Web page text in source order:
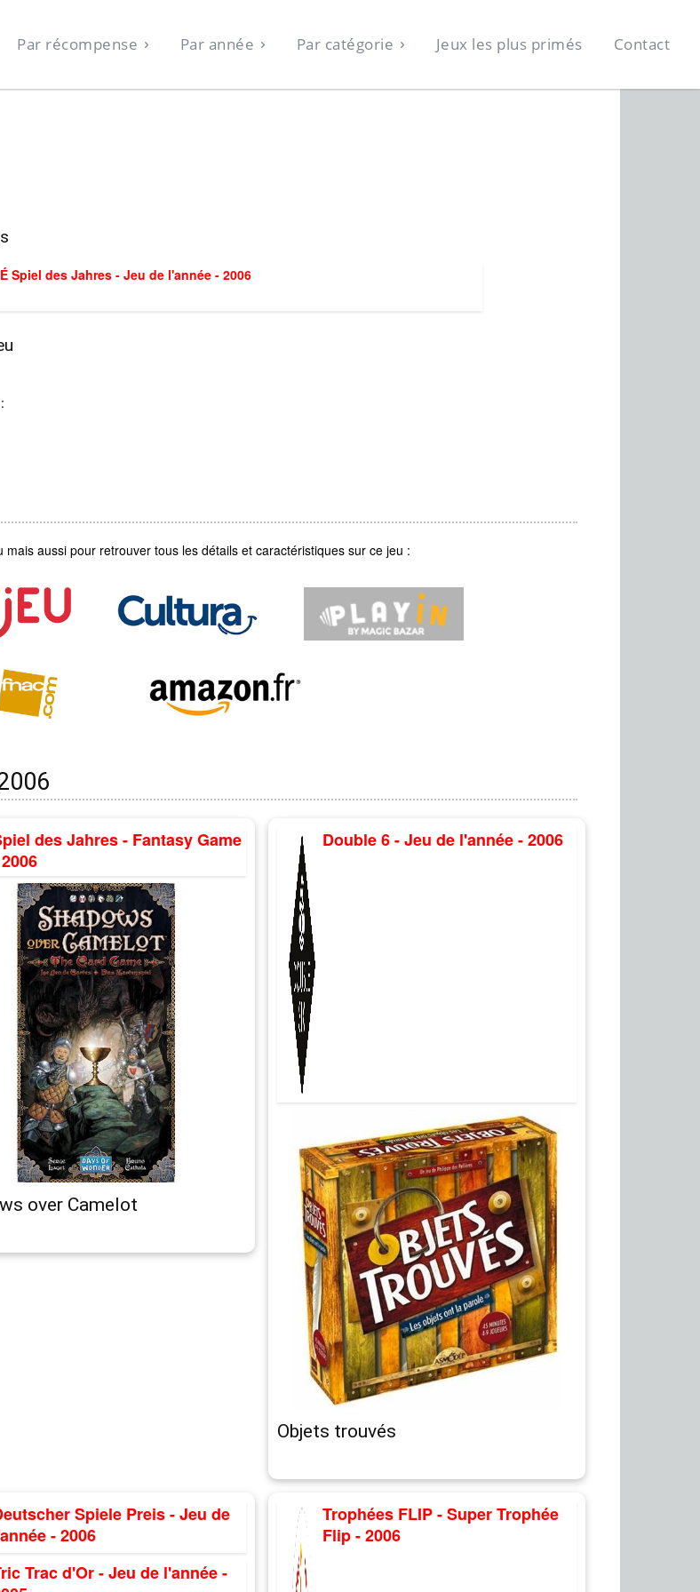
Par récompense Par année Par catégorie Jeux les plus primés Contact
Spiel des Jahres - Jeu de l'année - 2006
aussi pour retrouver tous les détails et caractéristiques sur ce jeu :
des Jahres - Fantasy Game
over Camelot
Double 6 - Jeu de l'année - 2006
Objets trouvés
Spiele Preis - Jeu de
- 2006
Trac d'Or - Jeu de l'année -
Trophées FLIP - Super Trophée
Flip - 2006